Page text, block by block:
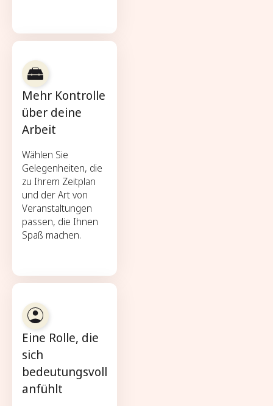
Mehr Kontrolle
über deine
Arbeit
Wählen Sie
Gelegenheiten, die
zu Ihrem Zeitplan
und der Art von
Veranstaltungen
passen, die Ihnen
Spaß machen.
Eine Rolle, die
sich
bedeutungsvoll
anfühlt